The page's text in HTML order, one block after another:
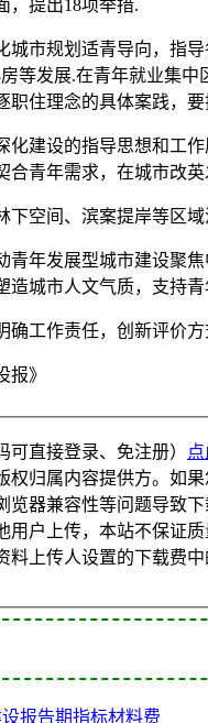
，提出18项举措.
城市规划适青导向，指
等发展.在青年就业集
职住理念的具体案践，
化建设的指导思想和工
合青年需求，在城市改
下空间、滨案提岸等区
青年发展型城市建设聚
造城市人文气质，支持
确工作责任，创新评价
报》
可直接登录、免注册）
归属内容提供方。如果
器兼容性等问题导致下
户上传，本站不保证质
上传人设置的下载费
报告期指标材料费